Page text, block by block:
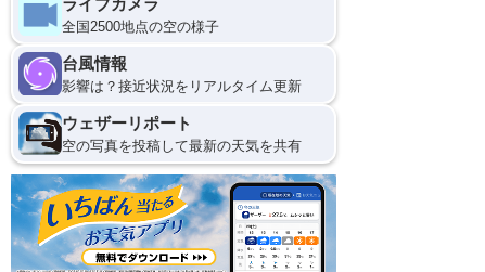
全国2500地点の空の様子
台風情報
影響は？接近状況をリアルタイム更新
ウェザーリポート
空の写真を投稿して最新の天気を共有